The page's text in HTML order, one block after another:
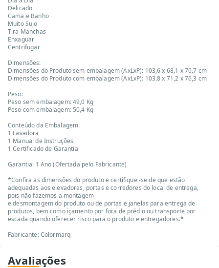
Delicado
Cama e Banho
Muito Sujo
Tira Manchas
Enxaguar
Centrifugar
Dimensões:
Dimensões do Produto sem embalagem (AxLxP): 103,6 x 68,1 x 70,7 cm
Dimensões do Produto com embalagem (AxLxP): 103,8 x 71,2 x 76,3 cm
Peso:
Peso sem embalagem: 49,0 Kg
Peso com embalagem: 50,4 Kg
Conteúdo da Embalagem:
1 Lavadora
1 Manual de Instruções
1 Certificado de Garantia
Garantia: 1 Ano (Ofertada pelo Fabricante)
*Confira as dimensões do produto e certifique -se de que estão
adequadas aos elevadores, portas e corredores do local de entrega,
pois não fazemos a montagem
e desmontagem do produto ou de portas e janelas para entrega de
produtos, bem como içamento por fora de prédio ou transporte por
escada quando oferecer risco para o produto e entregadores.*
Fabricante: Colormarq
Avaliações